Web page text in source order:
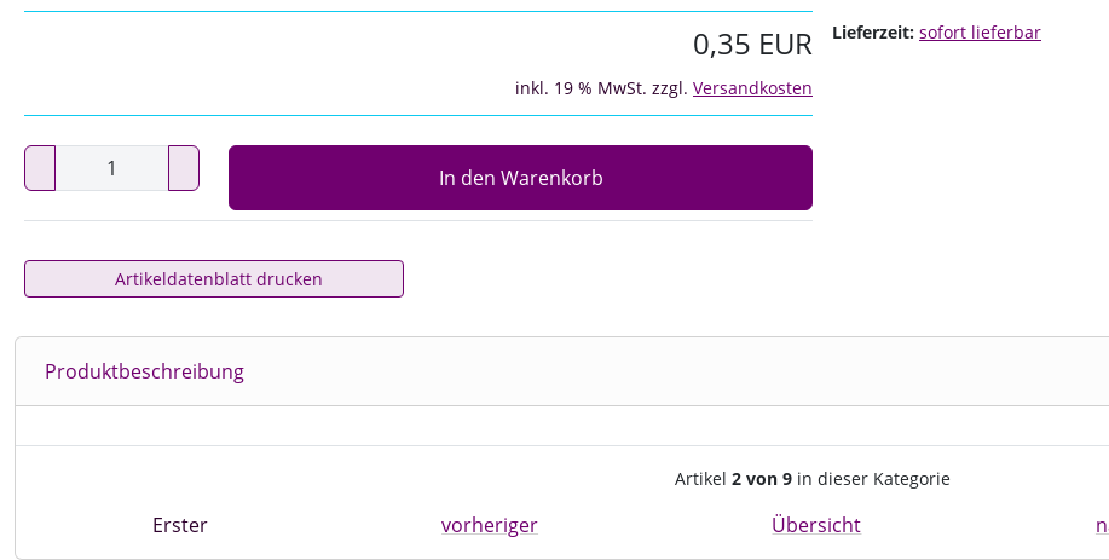
Lieferzeit: sofort lieferbar
0,35 EUR
inkl. 19 % MwSt. zzgl. Versandkosten
In den Warenkorb
Artikeldatenblatt drucken
Produktbeschreibung
Artikelnavigation innerhalb
Artikel 2 von 9 in dieser Kategorie
Erster vorheriger Übersicht